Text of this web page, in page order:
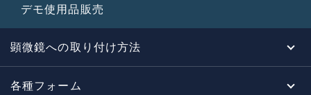
デモ使用品販売
顕微鏡への取り付け方法
各種フォーム